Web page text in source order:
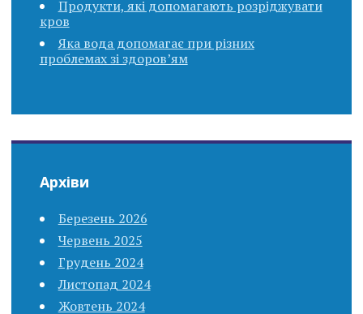
Продукти, які допомагають розріджувати
кров
Яка вода допомагає при різних
проблемах зі здоров’ям
Архіви
Березень 2026
Червень 2025
Грудень 2024
Листопад 2024
Жовтень 2024